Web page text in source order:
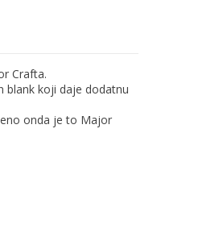
Crafta.
blank koji daje dodatnu
onda je to Major